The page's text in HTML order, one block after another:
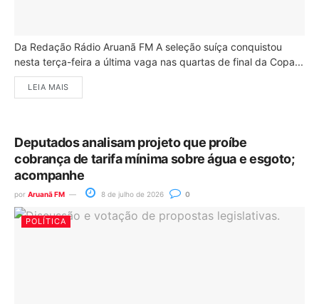
Da Redação Rádio Aruanã FM A seleção suíça conquistou
nesta terça-feira a última vaga nas quartas de final da Copa...
LEIA MAIS
Deputados analisam projeto que proíbe
cobrança de tarifa mínima sobre água e esgoto;
acompanhe
por Aruanã FM 8 de julho de 2026 0
POLÍTICA